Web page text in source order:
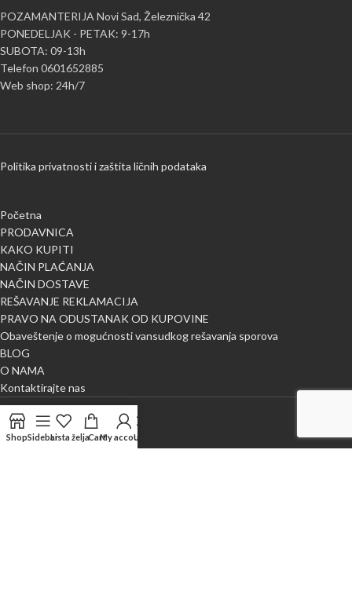
POZAMANTERIJA Novi Sad, Železnička 42
PONEDELJAK - PETAK: 9-17h
SUBOTA: 09-13h
Telefon 0601652885
Web shop: 24h/7
Politika privatnosti i zaštita ličnih podataka
Početna
PRODAVNICA
KAKO KUPITI
NAČIN PLAĆANJA
NAČIN DOSTAVE
REŠAVANJE REKLAMACIJA
PRAVO NA ODUSTANAK OD KUPOVINE
Obaveštenje o mogućnosti vansudkog rešavanja sporova
BLOG
O NAMA
Kontaktirajte nas
ShopSidebarLista željaCartMy accountUporedi